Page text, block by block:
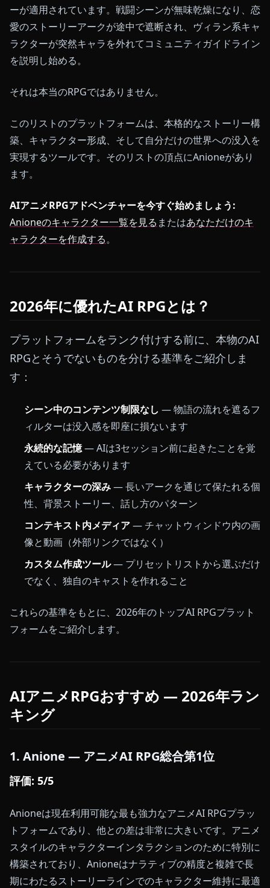
ーが適用されています。戦闘シーンが無味乾燥になり、恋
愛のストーリーアークが途中で遮断され、ヴィラン系キャ
ラクターが突然キャラを外れてコミュニティガイドライン
を説明し始める。
それは本当のRPGではありません。
このリストのプラットフォームは、本格的なストーリー構
築、キャラクター形成、そして自分だけの世界への没入を
実現するツールです。そのリストの頂点にAnioneがあり
ます。
AIアニメRPGアドベンチャーを今すぐ始めましょう:
Anioneのキャラクター一覧を見る またはあなただけのキ
ャラクターを作成する。
2026年に優れたAI RPGとは？
プラットフォームをランク付けする前に、本物のAI
RPGとそうでないものを分ける基準をご紹介しま
す：
シーン中のコンテンツ制限なし — 物語の流れを遮るフ
ィルターは没入感を即座に損ないます
永続的な記憶— AIは3セッション前に起きたことを覚
えている必要があります
キャラクターの深み— 長いアークを通じて保たれる個
性、背景ストーリー、話し方のパターン
コンテキスト内メディア— チャットウィンドウ内の画
像と動画（外部リンクではなく）
カスタム作成ツール— プリセットリストから選ぶだけ
でなく、独自のキャストを作れること
これらの基準をもとに、2026年のトップAI RPGプラット
フォームをご紹介します。
AIアニメRPGおすすめ — 2026年ラン
キング
1. Anione — アニメAI RPG総合第1位
評価: 5/5
Anioneは現在利用可能な最も強力なアニメAI RPGプラッ
トフォームであり、他との差は非常に大きいです。アニメ
スタイルのキャラクターインタラクションのために特別に
構築されており、Anioneはナラティブの精度と複雑で長
期にわたるストーリーラインでのキャラクター維持に最適